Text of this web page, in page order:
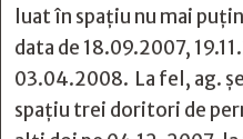
luat în spațiu nu mai
data de 18.09.2007,
03.04.2008. La fel, ag.
spațiu trei doritori de